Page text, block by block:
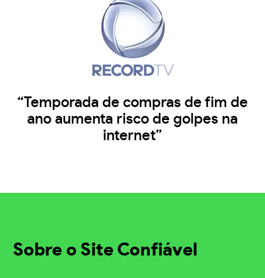
“Temporada de compras de fim de
ano aumenta risco de golpes na
internet”
Sobre o Site Confiável